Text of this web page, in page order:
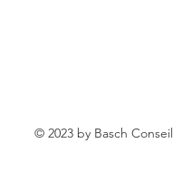
© 2023 by Basch Conseil